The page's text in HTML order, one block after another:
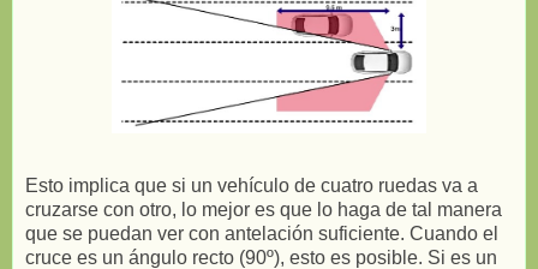
Esto implica que si un vehículo de cuatro ruedas va a
cruzarse con otro, lo mejor es que lo haga de tal manera
que se puedan ver con antelación suficiente. Cuando el
cruce es un ángulo recto (90º), esto es posible. Si es un